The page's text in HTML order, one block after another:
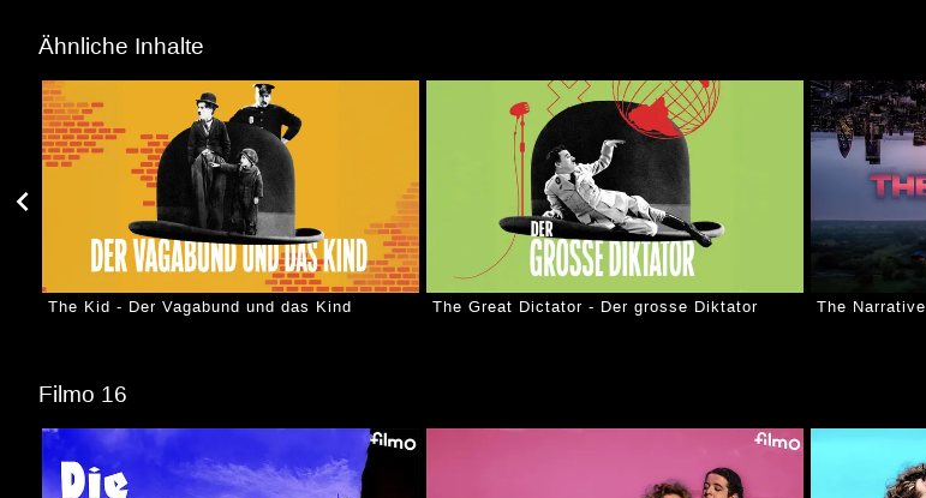
Ähnliche Inhalte
The Kid - Der Vagabund und das Kind The Great Dictator - Der grosse Diktator The Narrative
Filmo 16